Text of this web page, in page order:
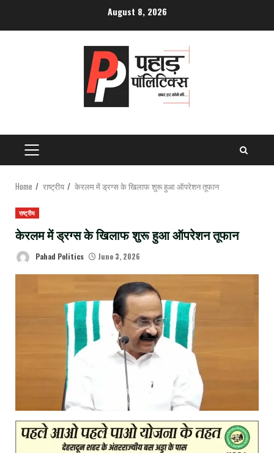
August 8, 2026
PRIMARY
MENU
Home राष्ट्रीय केरलम में ड्रग्स के खिलाफ शुरू हुआ ऑपरेशन तूफान
राष्ट्रीय
केरलम में ड्रग्स के खिलाफ शुरू हुआ ऑपरेशन तूफान
Pahad Politics June 3, 2026